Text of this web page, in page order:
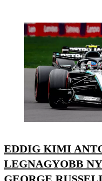
EDDIG KIMI
LEGNAGYOBB